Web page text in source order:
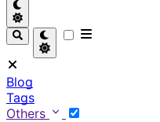
Blog
Tags
Others